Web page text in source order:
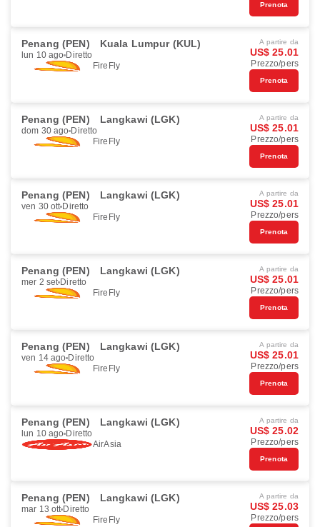
Prenota
Penang (PEN) Kuala Lumpur (KUL)
lun 10 ago Diretto
FireFly
A partire da
US$ 25.01
Prezzo/pers
Prenota
Penang (PEN) Langkawi (LGK)
dom 30 ago Diretto
FireFly
A partire da
US$ 25.01
Prezzo/pers
Prenota
Penang (PEN) Langkawi (LGK)
ven 30 ott Diretto
FireFly
A partire da
US$ 25.01
Prezzo/pers
Prenota
Penang (PEN) Langkawi (LGK)
mer 2 set Diretto
FireFly
A partire da
US$ 25.01
Prezzo/pers
Prenota
Penang (PEN) Langkawi (LGK)
ven 14 ago Diretto
FireFly
A partire da
US$ 25.01
Prezzo/pers
Prenota
Penang (PEN) Langkawi (LGK)
lun 10 ago Diretto
AirAsia
A partire da
US$ 25.02
Prezzo/pers
Prenota
Penang (PEN) Langkawi (LGK)
mar 13 ott Diretto
FireFly
A partire da
US$ 25.03
Prezzo/pers